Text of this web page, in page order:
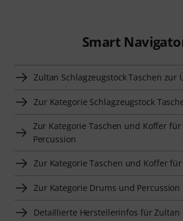
Smart
Zultan Schlagzeugstock Taschen zur
Zur Kategorie Schlagzeugstock
Zur Kategorie Taschen und Koffer für
Percussion
Zur Kategorie Taschen und Koffer
Zur Kategorie Drums und Percussion
Detaillierte Herstellerinfos für Zultan